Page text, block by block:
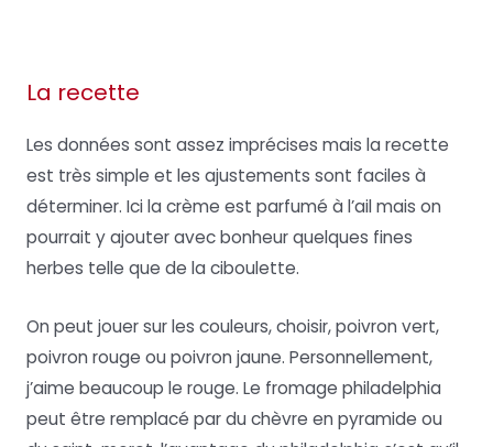
La recette
Les données sont assez imprécises mais la recette
est très simple et les ajustements sont faciles à
déterminer. Ici la crème est parfumé à l’ail mais on
pourrait y ajouter avec bonheur quelques fines
herbes telle que de la ciboulette.
On peut jouer sur les couleurs, choisir, poivron vert,
poivron rouge ou poivron jaune. Personnellement,
j’aime beaucoup le rouge. Le fromage philadelphia
peut être remplacé par du chèvre en pyramide ou